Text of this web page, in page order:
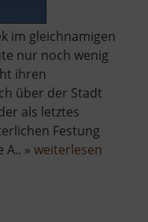
im gleichnamigen
nur noch wenig
ihren
über der Stadt
als letztes
Festung
» weiterlesen